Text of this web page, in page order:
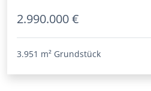
2.990.000 €
3.951 m² Grundstück